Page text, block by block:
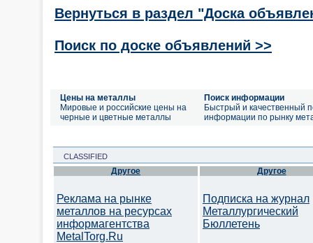
Вернуться в раздел "Доска
Поиск по доске объявлений >>
Цены на металлы
Мировые и российские цены на
черные и цветные металлы
Поиск информации
Быстрый и качественный
информации по рынку
CLASSIFIED
Другое
Реклама на рынке
металлов на ресурсах
информагентства
MetalTorg.Ru
Другое
Подписка на журнал
Металлургический
Бюллетень